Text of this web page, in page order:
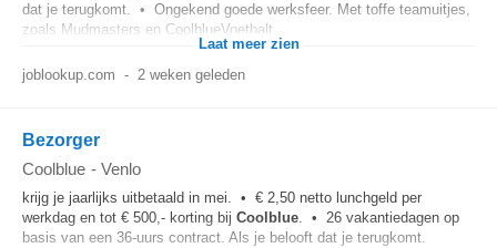
dat je terugkomt. • Ongekend goede werksfeer. Met toffe teamuitjes,
zoals Mudmasters en CoolblueVoetbalt...
Laat meer zien
joblookup.com - 2 weken geleden
Bezorger
Coolblue - Venlo
krijg je jaarlijks uitbetaald in mei. • € 2,50 netto lunchgeld per
werkdag en tot € 500,- korting bij Coolblue. • 26 vakantiedagen op
basis van een 36-uurs contract. Als je belooft dat je terugkomt.